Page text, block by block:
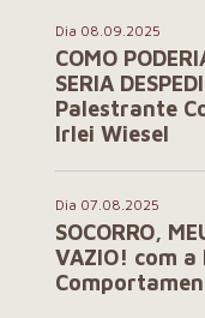
Dia 08.09.2025
COMO
SERIA
Palestrante
Irlei Wiesel
Dia 07.08.2025
SOCORRO,
VAZIO! com